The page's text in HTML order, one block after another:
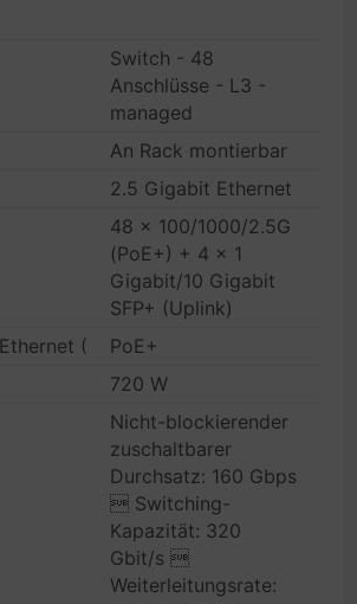
Switch - 48
Anschlüsse - L3 -
managed
An Rack montierbar
2.5 Gigabit Ethernet
48 x 100/1000/2.5G
(PoE+) + 4 x 1
Gigabit/10 Gigabit
SFP+ (Uplink)
(PoE)PoE+
720 W
Nicht-blockierender
zuschaltbarer
Durchsatz: 160 Gbps
 Switching-
Kapazität: 320
Gbit/s 
Weiterleitungsrate: